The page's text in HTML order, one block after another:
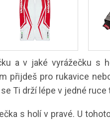
a v jaké vyrážečku s
přijdeš pro rukavice
Ti drží lépe v jedné
s holí v pravé. U